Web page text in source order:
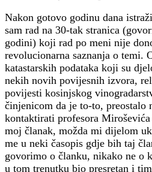
Nakon gotovo godinu dana
sam rad na 30-tak stranica
godini) koji rad po meni nije
revolucionarna saznanja o temi.
katastarskih podataka koji su
nekih novih povijesnih izvora,
povijesti kosinjskog
činjenicom da je to-to, preostalo
kontaktirati profesora
moj članak, možda mi dijelom
me u neki časopis gdje bih taj
govorimo o članku, nikako ne o
u tom trenutku bio presretan i